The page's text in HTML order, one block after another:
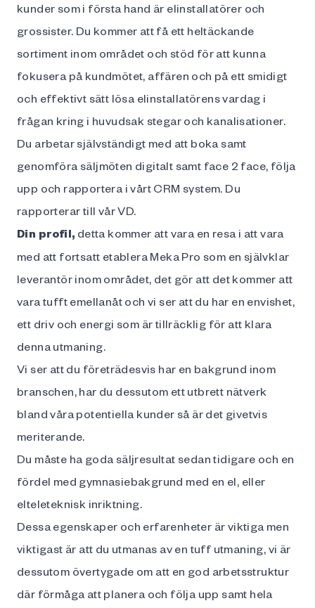
kunder som i första hand är elinstallatörer och
grossister. Du kommer att få ett heltäckande
sortiment inom området och stöd för att kunna
fokusera på kundmötet, affären och på ett smidigt
och effektivt sätt lösa elinstallatörens vardag i
frågan kring i huvudsak stegar och kanalisationer.
Du arbetar självständigt med att boka samt
genomföra säljmöten digitalt samt face 2 face, följa
upp och rapportera i vårt CRM system. Du
rapporterar till vår VD.
Din profil, detta kommer att vara en resa i att vara
med att fortsatt etablera Meka Pro som en självklar
leverantör inom området, det gör att det kommer att
vara tufft emellanåt och vi ser att du har en envishet,
ett driv och energi som är tillräcklig för att klara
denna utmaning.
Vi ser att du företrädesvis har en bakgrund inom
branschen, har du dessutom ett utbrett nätverk
bland våra potentiella kunder så är det givetvis
meriterande.
Du måste ha goda säljresultat sedan tidigare och en
fördel med gymnasiebakgrund med en el, eller
elteleteknisk inriktning.
Dessa egenskaper och erfarenheter är viktiga men
viktigast är att du utmanas av en tuff utmaning, vi är
dessutom övertygade om att en god arbetsstruktur
där förmåga att planera och följa upp samt hela